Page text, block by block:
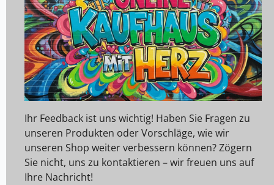
Ihr Feedback ist uns wichtig! Haben Sie Fragen zu
unseren Produkten oder Vorschläge, wie wir
unseren Shop weiter verbessern können? Zögern
Sie nicht, uns zu kontaktieren – wir freuen uns auf
Ihre Nachricht!